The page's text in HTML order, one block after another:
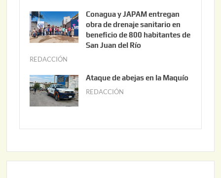
,
2
0
n
i
o
,
2
0
6
Conagua y JAPAM entregan
obra de drenaje sanitario en
beneficio de 800 habitantes de
San Juan del Río
REDACCIÓN
n
i
o
Ataque de abejas en la Maquío
REDACCIÓN
o
2